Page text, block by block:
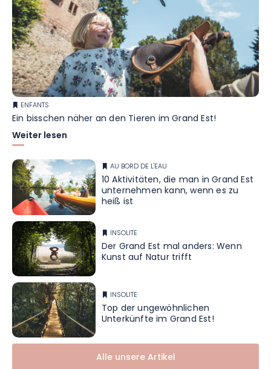
ENFANTS
Ein bisschen näher an den Tieren im Grand Est!
Weiter lesen
AU BORD DE L'EAU
10 Aktivitäten, die man in Grand Est
unternehmen kann, wenn es zu
heiß ist
INSOLITE
Der Grand Est mal anders: Wenn
Kunst auf Natur trifft
INSOLITE
Top der ungewöhnlichen
Unterkünfte im Grand Est!
Alle unsere Artikel